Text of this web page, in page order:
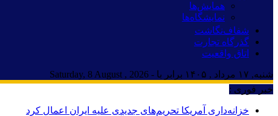
همایش‌ها
نمایشگاه‌ها
شفاف‌نگاشت
گذرگاه تجارت
اتاق واقعیت
شنبه, ۱۷ مرداد , ۱۴۰۵ برابر با - Saturday, 8 August , 2026
خبر فوری :
خزانه‌داری آمریکا تحریم‌های جدیدی علیه ایران اعمال کرد